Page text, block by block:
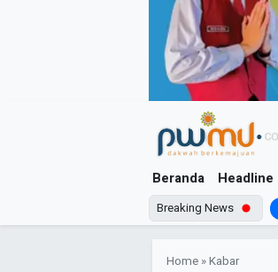
Beranda Headline
Breaking News
Home »Kabar